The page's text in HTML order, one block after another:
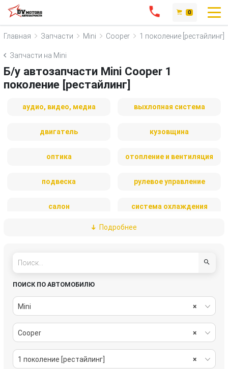
0
Главная Запчасти Mini Cooper 1 поколение [рестайлинг]
Запчасти на Mini
Б/у автозапчасти Mini Cooper 1
поколение [рестайлинг]
аудио, видео, медиа выхлопная система
двигатель кузовщина
оптика отопление и вентиляция
подвеска рулевое управление
салон система охлаждения
тормозная система Подробнее
ПОИСК ПО АВТОМОБИЛЮ
×
Mini
×
Cooper
×
1 поколение [рестайлинг]